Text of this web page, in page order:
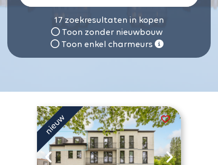
17 zoekresultaten in kopen
Toon zonder nieuwbouw
Toon enkel charmeurs